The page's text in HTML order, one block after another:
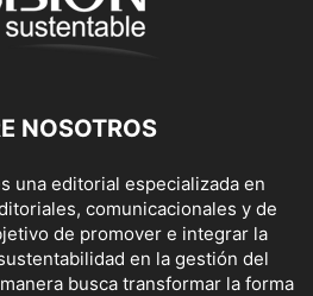
NOSOTROS
una editorial especializada en
comunicacionales y de
de promover e integrar la
en la gestión del
busca transformar la forma